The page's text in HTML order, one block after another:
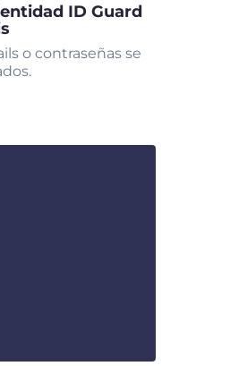
ID Guard
o contraseñas se